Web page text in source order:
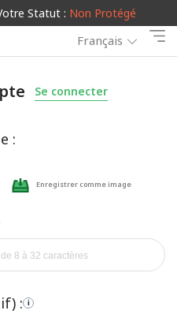
Statut : Non Protégé
Français
Se connecter
:
Enregistrer comme image
: i